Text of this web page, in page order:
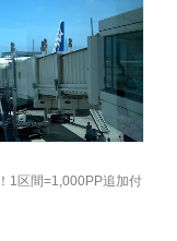
1区間=1,000PP追加付